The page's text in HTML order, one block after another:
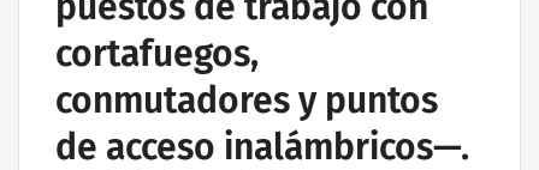
cortafuegos,
conmutadores y puntos
de acceso inalámbricos—.